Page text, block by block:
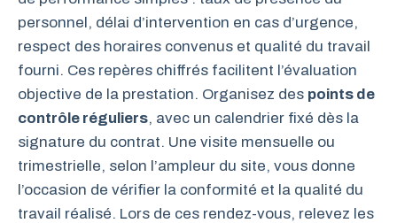
personnel, délai d’intervention en cas d’urgence,
respect des horaires convenus et qualité du travail
fourni. Ces repères chiffrés facilitent l’évaluation
objective de la prestation. Organisez des points de
contrôle réguliers, avec un calendrier fixé dès la
signature du contrat. Une visite mensuelle ou
trimestrielle, selon l’ampleur du site, vous donne
l’occasion de vérifier la conformité et la qualité du
travail réalisé. Lors de ces rendez-vous, relevez les